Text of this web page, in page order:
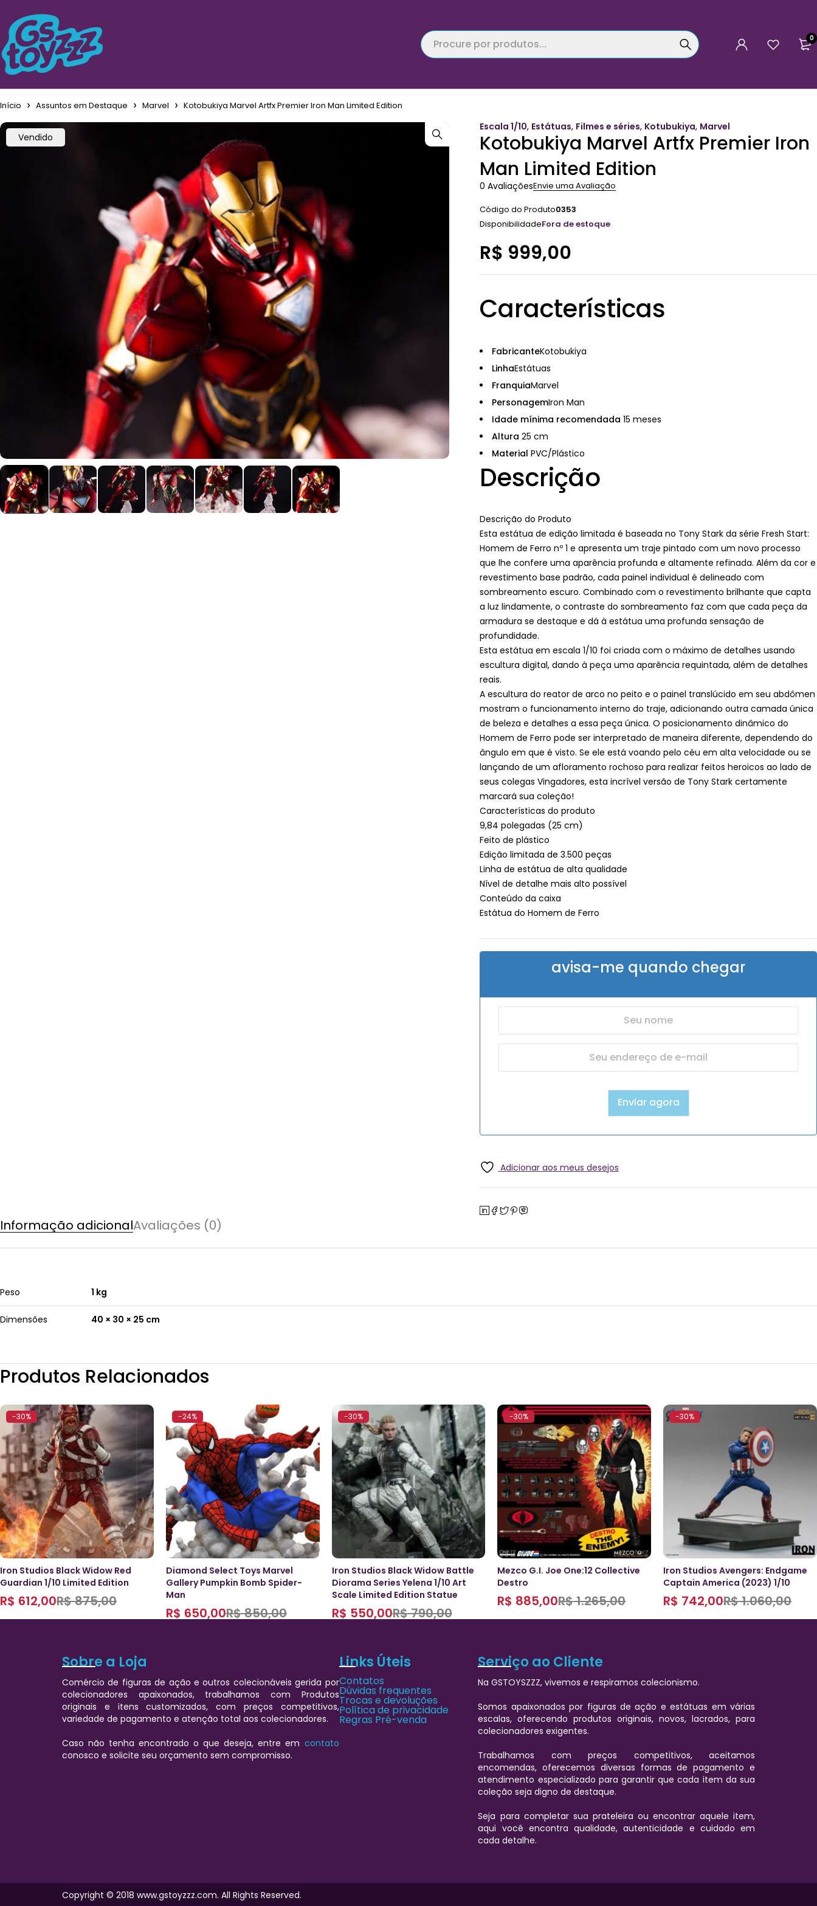
0
Início Assuntos em Destaque Marvel Kotobukiya Marvel Artfx Premier Iron Man Limited Edition
Vendido
Escala 1/10, Estátuas, Filmes e séries, Kotubukiya, Marvel
Kotobukiya Marvel Artfx Premier Iron
Man Limited Edition
0 AvaliaçõesEnvie uma Avaliação
Código do Produto0353
DisponibilidadeFora de estoque
R$ 999,00
Características
FabricanteKotobukiya
LinhaEstátuas
FranquiaMarvel
PersonagemIron Man
Idade mínima recomendada 15 meses
Altura 25 cm
Material PVC/Plástico
Descrição
Descrição do Produto
Esta estátua de edição limitada é baseada no Tony Stark da série Fresh Start:
Homem de Ferro nº 1 e apresenta um traje pintado com um novo processo
que lhe confere uma aparência profunda e altamente refinada. Além da cor e
revestimento base padrão, cada painel individual é delineado com
sombreamento escuro. Combinado com o revestimento brilhante que capta
a luz lindamente, o contraste do sombreamento faz com que cada peça da
armadura se destaque e dá à estátua uma profunda sensação de
profundidade.
Esta estátua em escala 1/10 foi criada com o máximo de detalhes usando
escultura digital, dando à peça uma aparência requintada, além de detalhes
reais.
A escultura do reator de arco no peito e o painel translúcido em seu abdômen
mostram o funcionamento interno do traje, adicionando outra camada única
de beleza e detalhes a essa peça única. O posicionamento dinâmico do
Homem de Ferro pode ser interpretado de maneira diferente, dependendo do
ângulo em que é visto. Se ele está voando pelo céu em alta velocidade ou se
lançando de um afloramento rochoso para realizar feitos heroicos ao lado de
seus colegas Vingadores, esta incrível versão de Tony Stark certamente
marcará sua coleção!
Características do produto
9,84 polegadas (25 cm)
Feito de plástico
Edição limitada de 3.500 peças
Linha de estátua de alta qualidade
Nível de detalhe mais alto possível
Conteúdo da caixa
Estátua do Homem de Ferro
avisa-me quando chegar
Adicionar aos meus desejos
Informação adicionalAvaliações (0)
Peso 1 kg
Dimensões 40 × 30 × 25 cm
Produtos Relacionados
-30%
Iron Studios Black Widow Red
Guardian 1/10 Limited Edition
R$875,00
R$ 612,00
-24%
Diamond Select Toys Marvel
Gallery Pumpkin Bomb Spider-
Man
R$850,00
R$ 650,00
-30%
Iron Studios Black Widow Battle
Diorama Series Yelena 1/10 Art
Scale Limited Edition Statue
R$790,00
R$ 550,00
-30%
Mezco G.I. Joe One:12 Collective
Destro
R$1.265,00
R$ 885,00
-30%
Iron Studios Avengers: Endgame
Captain America (2023) 1/10
R$1.060,00
R$ 742,00
Sobre a Loja
Comércio de figuras de ação e outros colecionáveis gerida por
colecionadores apaixonados, trabalhamos com Produtos
originais e itens customizados, com preços competitivos,
variedade de pagamento e atenção total aos colecionadores.
Caso não tenha encontrado o que deseja, entre em contato
conosco e solicite seu orçamento sem compromisso.
Links Úteis
Contatos
Dúvidas frequentes
Trocas e devoluções
Política de privacidade
Regras Pré-venda
Serviço ao Cliente
Na GSTOYSZZZ, vivemos e respiramos colecionismo.
Somos apaixonados por figuras de ação e estátuas em várias
escalas, oferecendo produtos originais, novos, lacrados, para
colecionadores exigentes.
Trabalhamos com preços competitivos, aceitamos
encomendas, oferecemos diversas formas de pagamento e
atendimento especializado para garantir que cada item da sua
coleção seja digno de destaque.
Seja para completar sua prateleira ou encontrar aquele item,
aqui você encontra qualidade, autenticidade e cuidado em
cada detalhe.
Copyright © 2018 www.gstoyzzz.com. All Rights Reserved.